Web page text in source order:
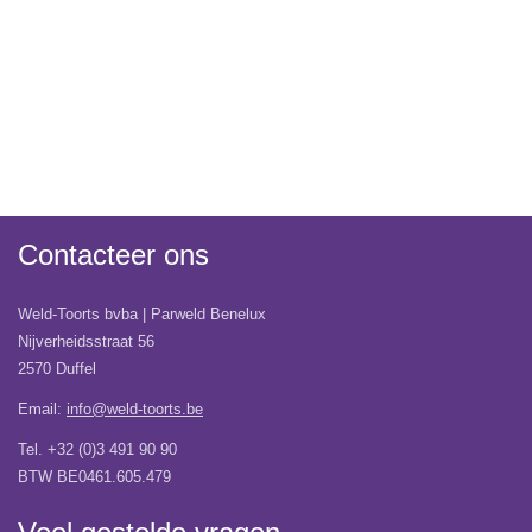
Contacteer ons
Weld-Toorts bvba | Parweld Benelux
Nijverheidsstraat 56
2570 Duffel
Email: info@weld-toorts.be
Tel. +32 (0)3 491 90 90
BTW BE0461.605.479